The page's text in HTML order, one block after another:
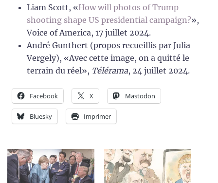
Liam Scott, «How will photos of Trump
shooting shape US presidential campaign?»,
Voice of America, 17 juillet 2024.
André Gunthert (propos recueillis par Julia
Vergely), «Avec cette image, on a quitté le
terrain du réel», Télérama, 24 juillet 2024.
Facebook X Mastodon
Bluesky Imprimer